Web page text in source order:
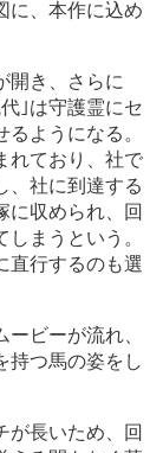
に、本作に込め
開き、さらに
｣は守護霊にセ
ようになる。
れており、社で
、社に到達する
に収められ、回
まうという。
直行するのも選
ビーが流れ、
持つ馬の姿をし
が長いため、回